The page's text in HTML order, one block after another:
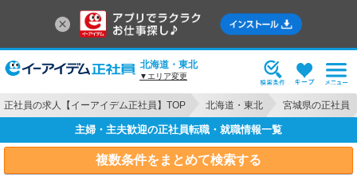
北海道・東北
▼エリア変更
正社員の求人【イーアイデム正社員】TOP 北海道・東北 宮城県の正社員
主婦・主夫歓迎の正社員転職・就職情報一覧
複数条件をまとめて検索する